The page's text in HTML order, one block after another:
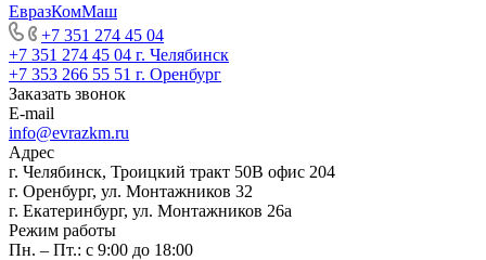
ЕвразКомМаш
+7 351 274 45 04
+7 351 274 45 04 г. Челябинск
+7 353 266 55 51 г. Оренбург
Заказать звонок
E-mail
info@evrazkm.ru
Адрес
г. Челябинск, Троицкий тракт 50В офис 204
г. Оренбург, ул. Монтажников 32
г. Екатеринбург, ул. Монтажников 26а
Режим работы
Пн. – Пт.: с 9:00 до 18:00